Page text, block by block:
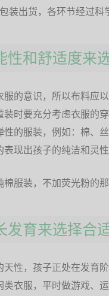
装出货，各环节经过
性和舒适度来
服的意识，所以布料应
时要充分考虑衣服的
的服装，例如：棉、
表现出孩子的纯洁和灵
服装，不加荧光粉的
发育来选择合
性，孩子正处在发育
衣服，平时做游戏、